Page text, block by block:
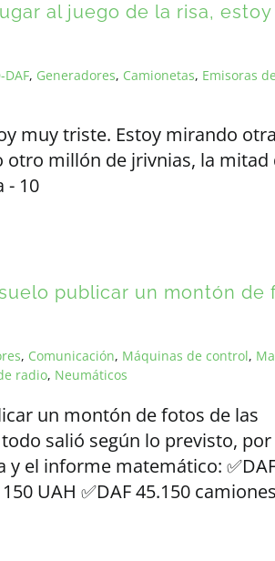
al juego de la risa,
DAF, Generadores, Camionetas, Emisoras
muy triste. Estoy mirando
millón de jrivnias, la mitad
- 10
publicar un montón de
, Comunicación, Máquinas de control,
radio, Neumáticos
un montón de fotos de las
salió según lo previsto,
el informe matemático:
UAH ✅DAF 45.150